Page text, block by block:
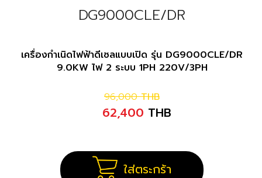
DG9000CLE/DR
เครื่องกำเนิดไฟฟ้าดีเซลแบบเปิด รุ่น DG9000CLE/DR
9.0KW ไฟ 2 ระบบ 1PH 220V/3PH
96,000 THB
62,400 THB
ใส่ตระกร้า